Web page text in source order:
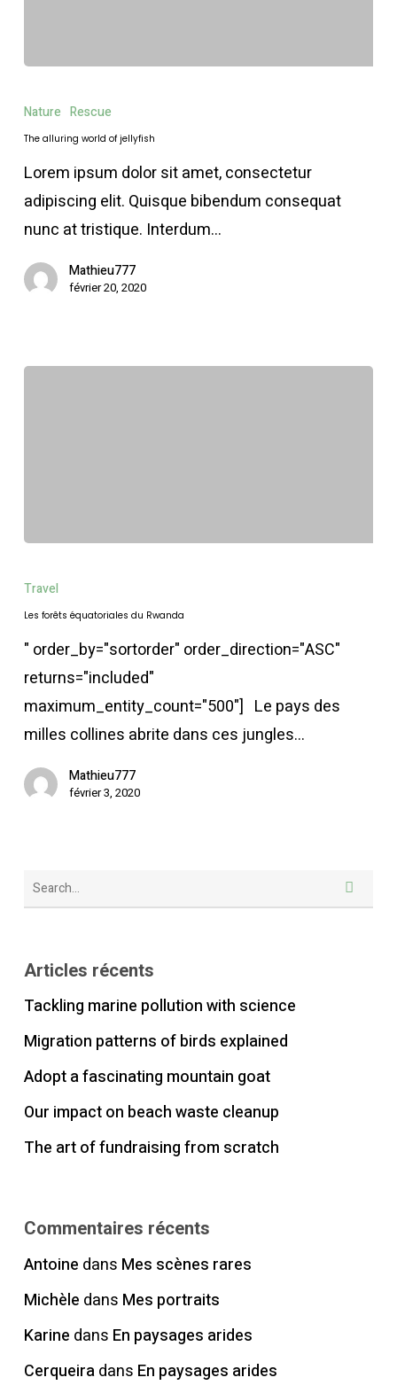
alluring
world
of
jellyfish
Nature Rescue
The alluring world of jellyfish
Lorem ipsum dolor sit amet, consectetur
adipiscing elit. Quisque bibendum consequat
nunc at tristique. Interdum…
Mathieu777
février 20, 2020
forêts
équatoriales
du
Rwanda
Travel
Les forêts équatoriales du Rwanda
" order_by="sortorder" order_direction="ASC"
returns="included"
maximum_entity_count="500"] Le pays des
milles collines abrite dans ces jungles…
Mathieu777
février 3, 2020
Articles récents
Tackling marine pollution with science
Migration patterns of birds explained
Adopt a fascinating mountain goat
Our impact on beach waste cleanup
The art of fundraising from scratch
Commentaires récents
Antoine dans Mes scènes rares
Michèle dans Mes portraits
Karine dans En paysages arides
Cerqueiradans En paysages arides